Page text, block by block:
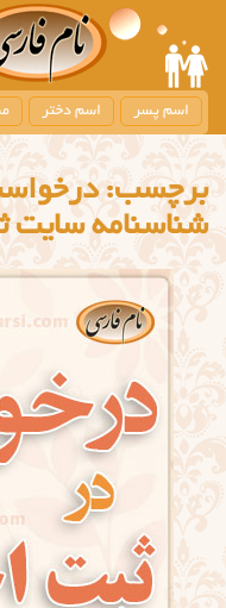
m
i
c
n
t
اسم پسر اسم دختر
برچسب:
شناسنامه سایت